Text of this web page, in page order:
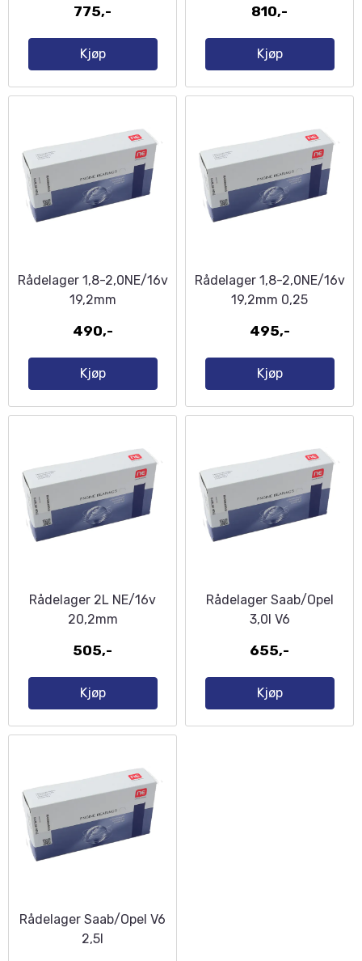
775,-
Kjøp
810,-
Kjøp
Rådelager 1,8-2,0NE/16v
19,2mm
490,-
Kjøp
Rådelager 1,8-2,0NE/16v
19,2mm 0,25
495,-
Kjøp
Rådelager 2L NE/16v
20,2mm
505,-
Kjøp
Rådelager Saab/Opel
3,0l V6
655,-
Kjøp
Rådelager Saab/Opel V6
2,5l